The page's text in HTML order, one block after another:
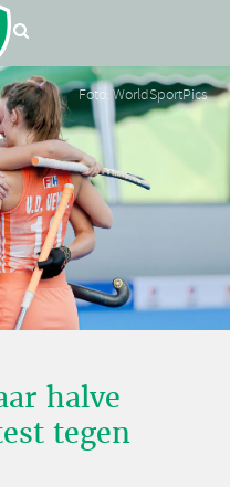
Foto: WorldSportPics
halve
tegen